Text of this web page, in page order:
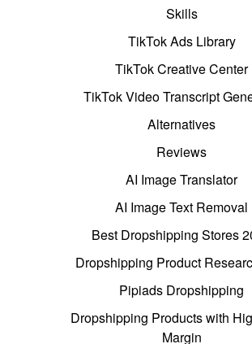
Skills
TikTok Ads Library
TikTok Creative Center
TikTok Video Transcript
Alternatives
Reviews
AI Image Translator
AI Image Text Removal
Best Dropshipping Stores
Dropshipping Product
Pipiads Dropshipping
Dropshipping Products with
Margin